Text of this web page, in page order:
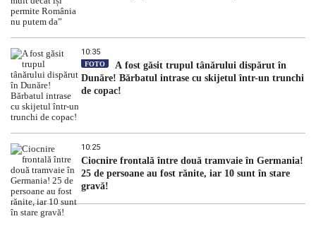
10:35
FOTO
A fost găsit trupul tânărului dispărut în
Dunăre! Bărbatul intrase cu skijetul într-un trunchi
de copac!
10:25
Ciocnire frontală între două tramvaie în Germania!
25 de persoane au fost rănite, iar 10 sunt în stare
gravă!